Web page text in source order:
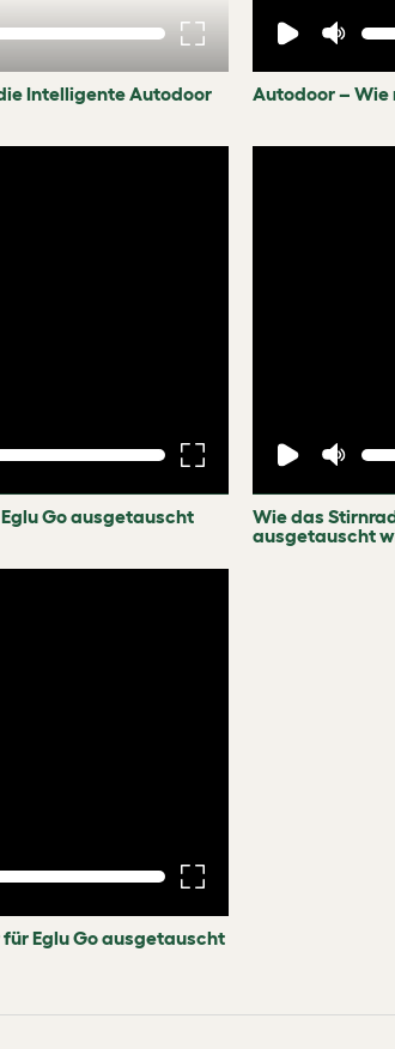
Intelligente Autodoor
Autodoor –
Go ausgetauscht
Wie das
ausgetauscht
Eglu Go ausgetauscht